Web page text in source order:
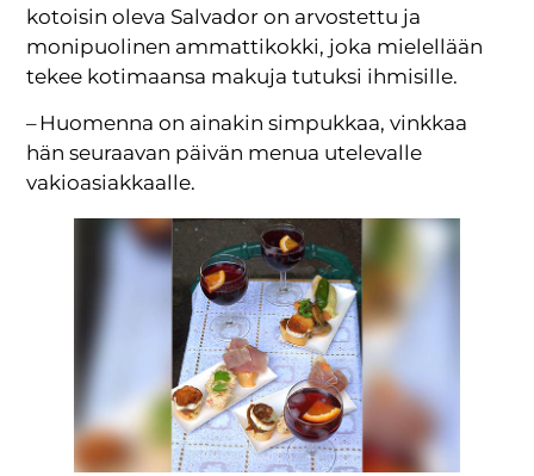
kotoisin oleva Salvador on arvostettu ja
monipuolinen ammattikokki, joka mielellään
tekee kotimaansa makuja tutuksi ihmisille.
– Huomenna on ainakin simpukkaa, vinkkaa
hän seuraavan päivän menua utelevalle
vakioasiakkaalle.